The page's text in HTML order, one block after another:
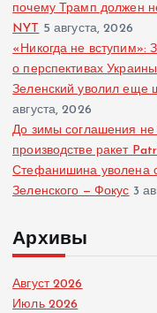
почему Трамп должен
NYT 5 августа, 2026
«Никогда не вступим»:
о перспективах
Зеленский уволил еще
августа, 2026
До зимы соглашения
производстве ракет
Стефанишина уволена
Зеленского — Фокус 3
Архивы
Август 2026
Июль 2026